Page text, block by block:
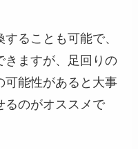
ることも可能で、
きますが、足回りの
可能性があると大事
るのがオススメで